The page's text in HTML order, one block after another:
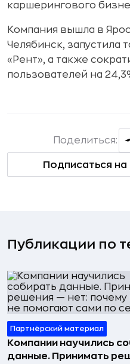
каршерингового
Компания вышла в
Челябинск, запустила
«Рент», а также
пользователей на
Подписаться
Поделиться:
Публикации по
Партнёрский материал
Компании научились
данные. Принимать